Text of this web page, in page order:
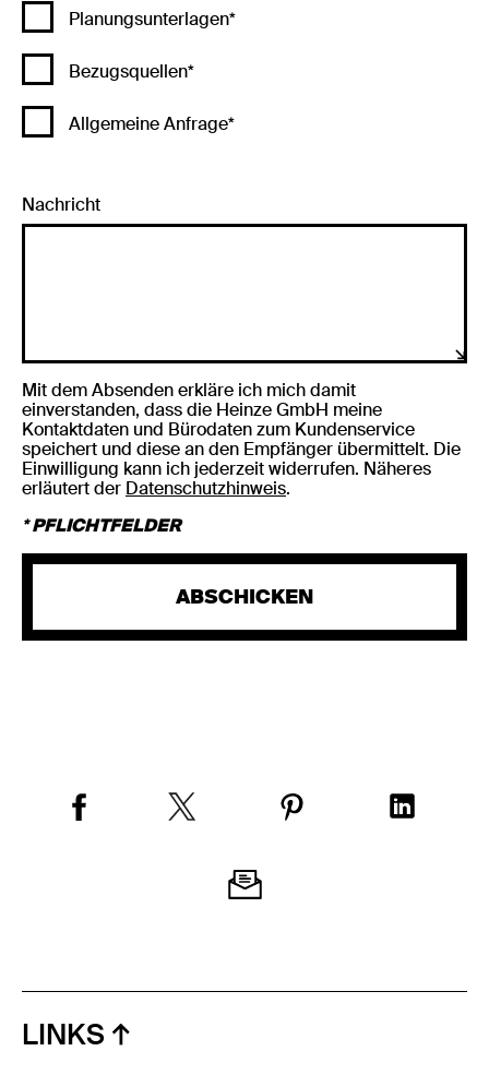
Planungsunterlagen*
Bezugsquellen*
Allgemeine Anfrage*
Nachricht
Mit dem Absenden erkläre ich mich damit
einverstanden, dass die Heinze GmbH meine
Kontaktdaten und Bürodaten zum Kundenservice
speichert und diese an den Empfänger übermittelt. Die
Einwilligung kann ich jederzeit widerrufen. Näheres
erläutert der Datenschutzhinweis.
* PFLICHTFELDER
ABSCHICKEN
LINKS